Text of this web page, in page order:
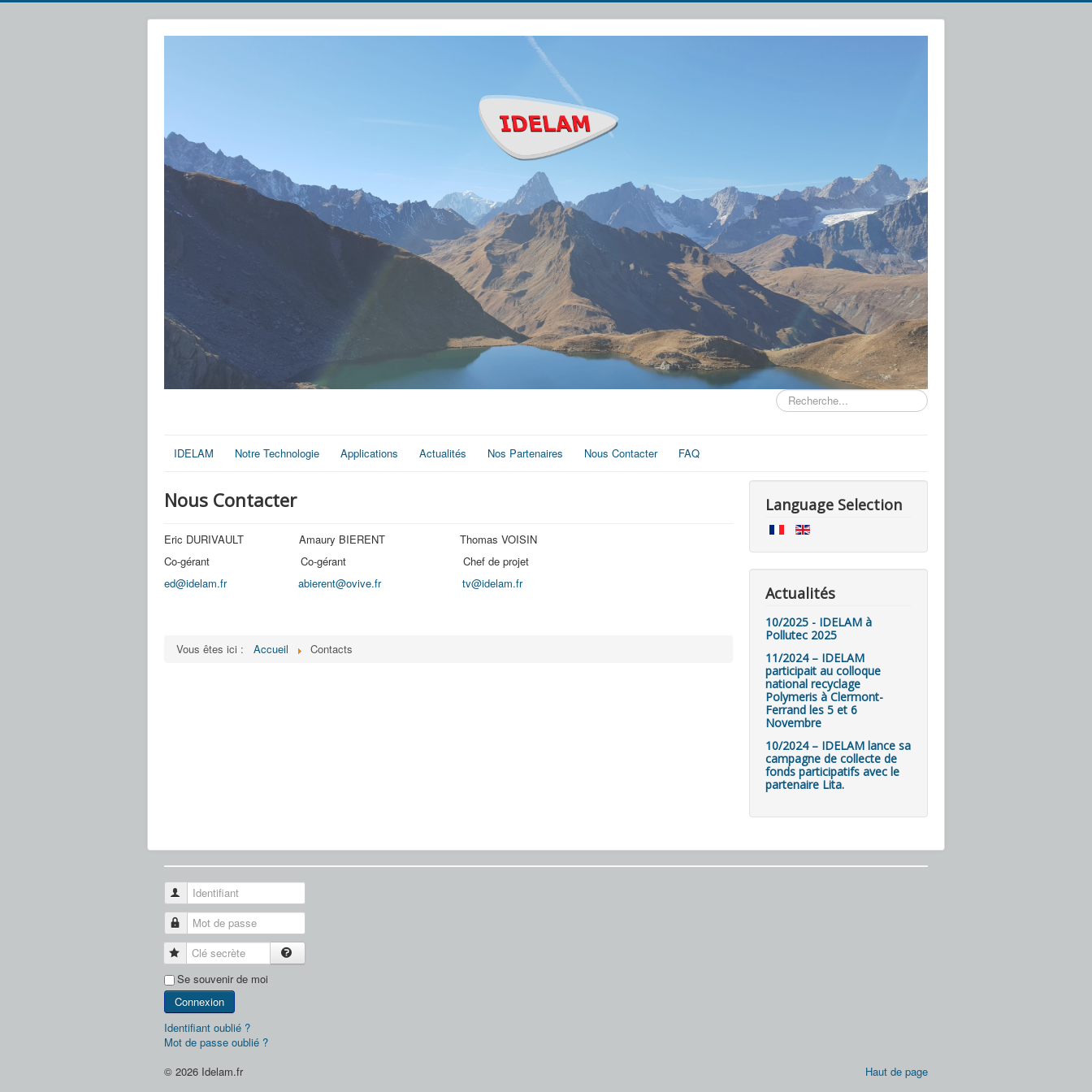
Rechercher
IDELAM Notre Technologie Applications Actualités Nos Partenaires Nous Contacter FAQ
Nous Contacter
Eric DURIVAULT Amaury BIERENT Thomas VOISIN
Co-gérant Co-gérant Chef de projet
ed@idelam.fr
abierent@ovive.fr tv@idelam.fr
Vous êtes ici : Accueil Contacts
Language Selection
Actualités
10/2025 - IDELAM à
Pollutec 2025
11/2024 – IDELAM
participait au colloque
national recyclage
Polymeris à Clermont-
Ferrand les 5 et 6
Novembre
10/2024 – IDELAM lance sa
campagne de collecte de
fonds participatifs avec le
partenaire Lita.
Identifiant
Mot de passe
Clé secrète
Se souvenir de moi
Connexion
Identifiant oublié ?
Mot de passe oublié ?
Haut de page
© 2026 Idelam.fr